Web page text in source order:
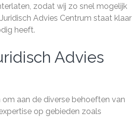
zodat wij zo snel mogelijk
Advies Centrum staat klaar
heeft.
Advies
aan de diverse behoeften van
op gebieden zoals